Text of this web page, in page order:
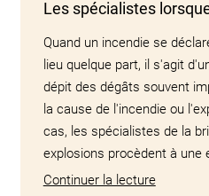
Les spécialistes
Quand un incendie se
lieu quelque part, il s'agit
dépit des dégâts souvent
la cause de l'incendie ou
cas, les spécialistes de la
explosions procèdent à une
Continuer la lecture